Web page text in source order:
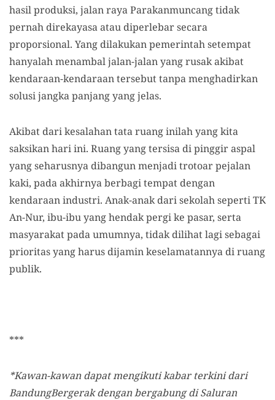
hasil produksi, jalan raya Parakanmuncang tidak
pernah direkayasa atau diperlebar secara
proporsional. Yang dilakukan pemerintah setempat
hanyalah menambal jalan-jalan yang rusak akibat
kendaraan-kendaraan tersebut tanpa menghadirkan
solusi jangka panjang yang jelas.
Akibat dari kesalahan tata ruang inilah yang kita
saksikan hari ini. Ruang yang tersisa di pinggir aspal
yang seharusnya dibangun menjadi trotoar pejalan
kaki, pada akhirnya berbagi tempat dengan
kendaraan industri. Anak-anak dari sekolah seperti TK
An-Nur, ibu-ibu yang hendak pergi ke pasar, serta
masyarakat pada umumnya, tidak dilihat lagi sebagai
prioritas yang harus dijamin keselamatannya di ruang
publik.
***
*Kawan-kawan dapat mengikuti kabar terkini dari
BandungBergerak dengan bergabung di Saluran